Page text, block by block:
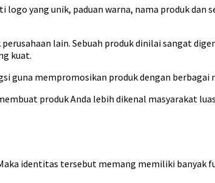
yang unik, paduan warna, nama produk dan
lain. Sebuah produk dinilai sangat
kuat.
guna mempromosikan produk dengan berbagai
produk Anda lebih dikenal masyarakat
identitas tersebut memang memiliki banyak